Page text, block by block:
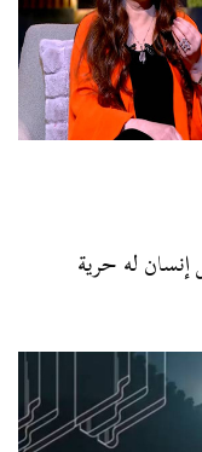
إنسان له حرية